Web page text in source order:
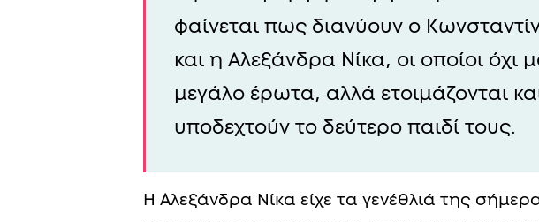
φαίνεται πως διανύουν ο
και η Αλεξάνδρα Νίκα, οι οποίοι όχι
μεγάλο έρωτα, αλλά ετοιμάζονται
υποδεχτούν το δεύτερο παιδί τους.
Η Αλεξάνδρα Νίκα είχε τα γενέθλιά της